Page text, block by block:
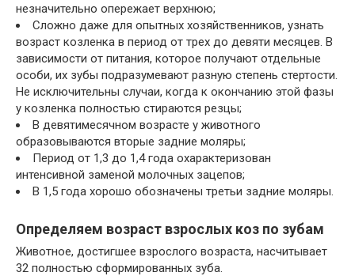
незначительно опережает верхнюю;
Сложно даже для опытных хозяйственников, узнать
возраст козленка в период от трех до девяти месяцев. В
зависимости от питания, которое получают отдельные
особи, их зубы подразумевают разную степень стертости.
Не исключительны случаи, когда к окончанию этой фазы
у козленка полностью стираются резцы;
В девятимесячном возрасте у животного
образовываются вторые задние моляры;
Период от 1,3 до 1,4 года охарактеризован
интенсивной заменой молочных зацепов;
В 1,5 года хорошо обозначены третьи задние моляры.
Определяем возраст взрослых коз по зубам
Животное, достигшее взрослого возраста, насчитывает
32 полностью сформированных зуба.